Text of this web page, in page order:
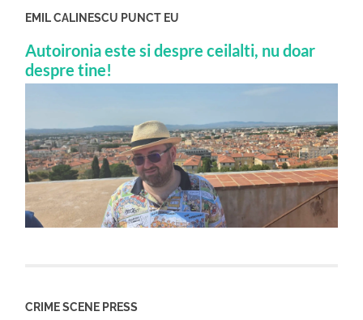
EMIL CALINESCU PUNCT EU
Autoironia este si despre ceilalti, nu doar
despre tine!
CRIME SCENE PRESS